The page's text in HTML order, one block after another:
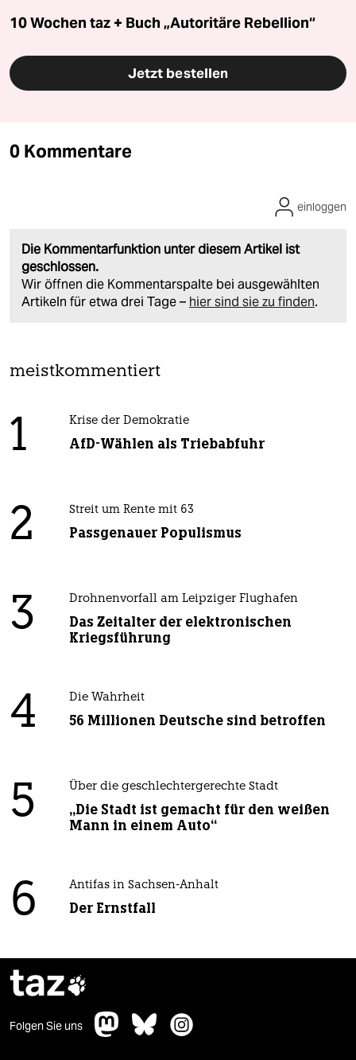
10 Wochen taz + Buch „Autoritäre Rebellion“
Jetzt bestellen
0 Kommentare
Die Kommentarfunktion unter diesem Artikel ist
geschlossen.
Wir öffnen die Kommentarspalte bei ausgewählten
Artikeln für etwa drei Tage – hier sind sie zu finden.
einloggen
meistkommentiert
1 Krise der Demokratie
AfD-Wählen als Triebabfuhr
2 Streit um Rente mit 63
Passgenauer Populismus
3 Drohnenvorfall am Leipziger Flughafen
Das Zeitalter der elektronischen
Kriegsführung
4 Die Wahrheit
56 Millionen Deutsche sind betroffen
5 Über die geschlechtergerechte Stadt
„Die Stadt ist gemacht für den weißen
Mann in einem Auto“
6 Antifas in Sachsen-Anhalt
Der Ernstfall
taz
Folgen Sie uns